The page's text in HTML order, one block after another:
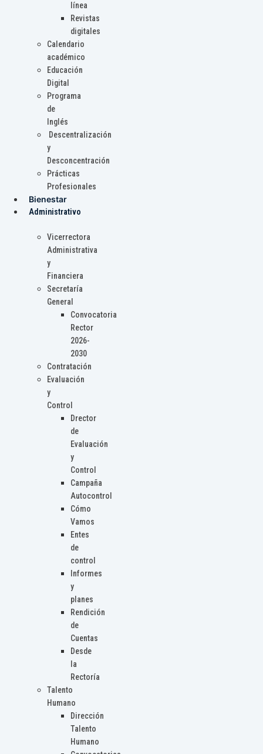
línea
Revistas
digitales
Calendario
académico
Educación
Digital
Programa
de
Inglés
Descentralización
y
Desconcentración
Prácticas
Profesionales
Bienestar
Administrativo
Vicerrectora
Administrativa
y
Financiera
Secretaría
General
Convocatoria
Rector
2026-
2030
Contratación
Evaluación
y
Control
Drector
de
Evaluación
y
Control
Campaña
Autocontrol
Cómo
Vamos
Entes
de
control
Informes
y
planes
Rendición
de
Cuentas
Desde
la
Rectoría
Talento
Humano
Dirección
Talento
Humano